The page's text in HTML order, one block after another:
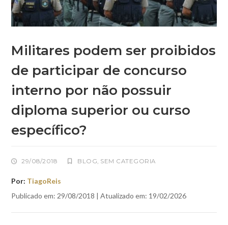
Militares podem ser proibidos
de participar de concurso
interno por não possuir
diploma superior ou curso
específico?
29/08/2018 BLOG, SEM CATEGORIA
Por: TiagoReis
Publicado em: 29/08/2018 | Atualizado em: 19/02/2026